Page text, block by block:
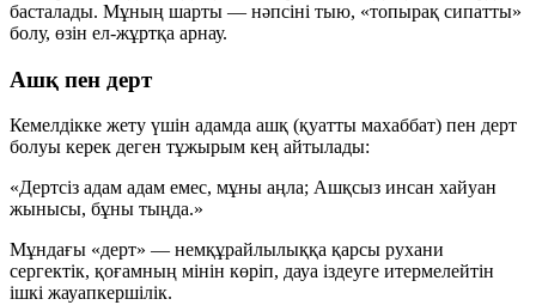
басталады. Мұның шарты — нәпсіні тыю, «топырақ сипатты»
болу, өзін ел-жұртқа арнау.
Ашқ пен дерт
Кемелдікке жету үшін адамда ашқ (қуатты махаббат) пен дерт
болуы керек деген тұжырым кең айтылады:
«Дертсіз адам адам емес, мұны аңла; Ашқсыз инсан хайуан
жынысы, бұны тыңда.»
Мұндағы «дерт» — немқұрайлылыққа қарсы рухани
сергектік, қоғамның мінін көріп, дауа іздеуге итермелейтін
ішкі жауапкершілік.